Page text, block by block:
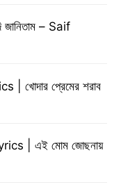
– Saif
প্রেমের শরাব
| এই মোম জোছনায়